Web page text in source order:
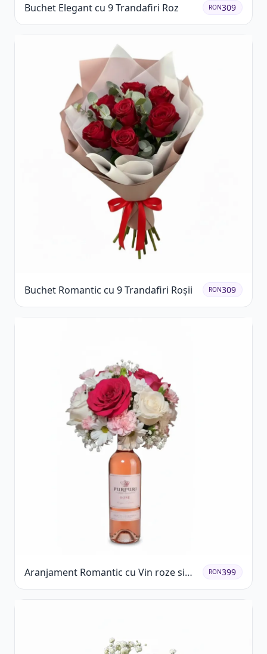
Buchet Elegant cu 9 Trandafiri Roz RON309
Buchet Romantic cu 9 Trandafiri Roșii RON309
Aranjament Romantic cu Vin roze si
Flori pastel
RON399